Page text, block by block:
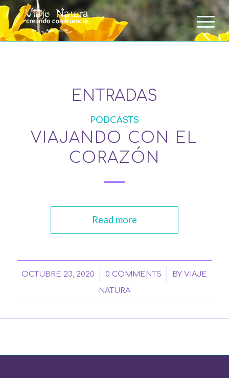
ENTRADAS
PODCASTS
VIAJANDO CON EL
CORAZÓN
Read more
OCTUBRE 23, 2020
/ 0 COMMENTS
/ BYVIAJE
NATURA